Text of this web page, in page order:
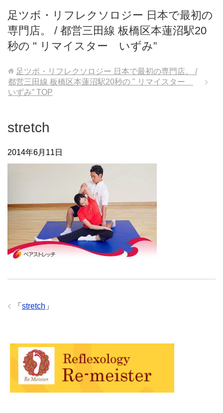
足ツボ・リフレクソロジー 日本で最初の
専門店。 / 都営三田線 板橋区本蓮沼駅20
秒の " リマイスター いずみ”
足ツボ・リフレクソロジー 日本で最初の専門店。 /
都営三田線 板橋区本蓮沼駅20秒の " リマイスター
いずみ” TOP
stretch
2014年6月11日
「 stretch 」